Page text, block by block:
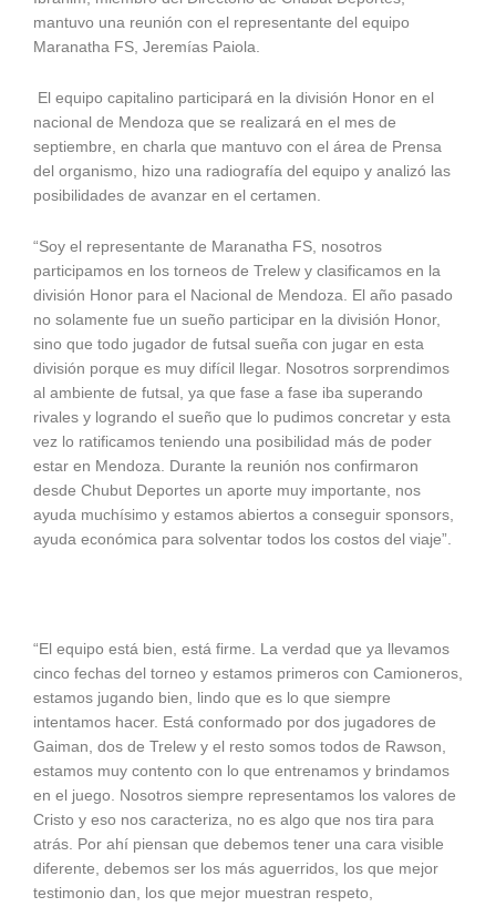
mantuvo una reunión con el representante del equipo
Maranatha FS, Jeremías Paiola.
El equipo capitalino participará en la división Honor en el
nacional de Mendoza que se realizará en el mes de
septiembre, en charla que mantuvo con el área de Prensa
del organismo, hizo una radiografía del equipo y analizó las
posibilidades de avanzar en el certamen.
“Soy el representante de Maranatha FS, nosotros
participamos en los torneos de Trelew y clasificamos en la
división Honor para el Nacional de Mendoza. El año pasado
no solamente fue un sueño participar en la división Honor,
sino que todo jugador de futsal sueña con jugar en esta
división porque es muy difícil llegar. Nosotros sorprendimos
al ambiente de futsal, ya que fase a fase iba superando
rivales y logrando el sueño que lo pudimos concretar y esta
vez lo ratificamos teniendo una posibilidad más de poder
estar en Mendoza. Durante la reunión nos confirmaron
desde Chubut Deportes un aporte muy importante, nos
ayuda muchísimo y estamos abiertos a conseguir sponsors,
ayuda económica para solventar todos los costos del viaje”.
“El equipo está bien, está firme. La verdad que ya llevamos
cinco fechas del torneo y estamos primeros con Camioneros,
estamos jugando bien, lindo que es lo que siempre
intentamos hacer. Está conformado por dos jugadores de
Gaiman, dos de Trelew y el resto somos todos de Rawson,
estamos muy contento con lo que entrenamos y brindamos
en el juego. Nosotros siempre representamos los valores de
Cristo y eso nos caracteriza, no es algo que nos tira para
atrás. Por ahí piensan que debemos tener una cara visible
diferente, debemos ser los más aguerridos, los que mejor
testimonio dan, los que mejor muestran respeto,